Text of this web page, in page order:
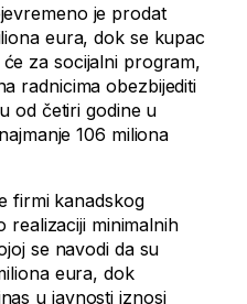
je prodat
eura, dok se kupac
za socijalni program,
radnicima obezbijediti
od četiri godine u
106 miliona
firmi kanadskog
realizaciji minimalnih
se navodi da su
eura, dok
u javnosti iznosi